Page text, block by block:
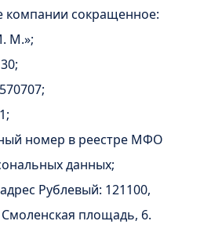
компании сокращенное:
М.»;
номер в реестре МФО
данных;
Рублевый: 121100,
Смоленская площадь, 6.